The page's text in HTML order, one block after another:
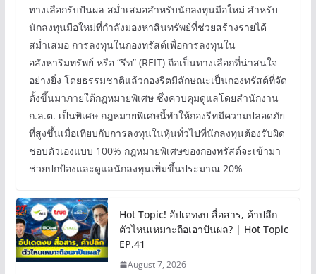
ทางเลือกรับปันผล สม่ำเสมอสำหรับนักลงทุนมือใหม่ สำหรับ
นักลงทุนมือใหม่ที่กำลังมองหาสินทรัพย์ที่ช่วยสร้างรายได้
สม่ำเสมอ การลงทุนในกองทรัสต์เพื่อการลงทุนใน
อสังหาริมทรัพย์ หรือ “รีท” (REIT) ถือเป็นทางเลือกที่น่าสนใจ
อย่างยิ่ง โดยธรรมชาติแล้วกองรีตมีลักษณะเป็นกองทรัสต์ที่จัด
ตั้งขึ้นมาภายใต้กฎหมายพิเศษ ซึ่งควบคุมดูแลโดยสำนักงาน
ก.ล.ต. เป็นพิเศษ กฎหมายพิเศษนี้ทำให้กองรีทมีความปลอดภัย
ที่สูงขึ้นเมื่อเทียบกับการลงทุนในหุ้นทั่วไปที่นักลงทุนต้องรับผิด
ชอบตัวเองแบบ 100% กฎหมายพิเศษของกองทรัสต์จะเข้ามา
ช่วยปกป้องและดูแลนักลงทุนเพิ่มขึ้นประมาณ 20%
Hot Topic! อัปเดทงบ สื่อสาร, ค้าปลีก
ตัวไหนเหมาะถือเอาปันผล? | Hot Topic
EP.41
August 7, 2026